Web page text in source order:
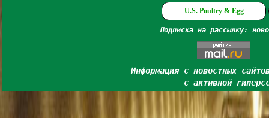
U.S. Poultry & Egg
Подписка на рассылку:
Информация с новостных
с активной